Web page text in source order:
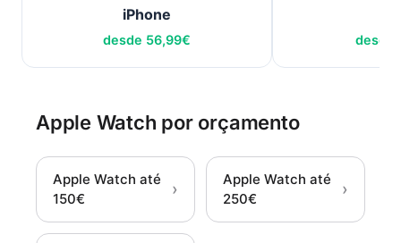
iPhone
desde 56,99€ desde
Apple Watch por orçamento
Apple Watch até
150€
›
Apple Watch até
250€
›